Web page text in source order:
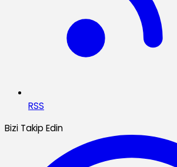
RSS
Bizi Takip Edin